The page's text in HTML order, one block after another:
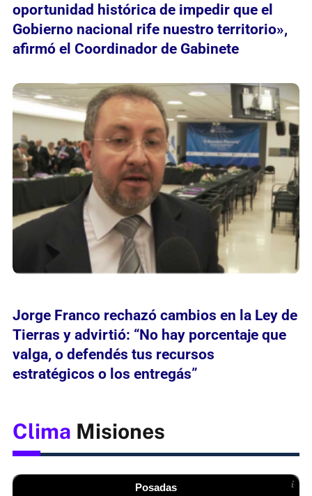
oportunidad histórica de impedir que el
Gobierno nacional rife nuestro territorio»,
afirmó el Coordinador de Gabinete
Jorge Franco rechazó cambios en la Ley de
Tierras y advirtió: “No hay porcentaje que
valga, o defendés tus recursos
estratégicos o los entregás”
Clima Misiones
Posadas